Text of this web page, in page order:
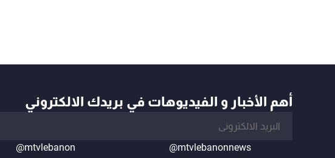
أهم الأخبار و الفيديوهات في بريدك الالكتروني
@mtvlebanonnews
@mtvlebanon